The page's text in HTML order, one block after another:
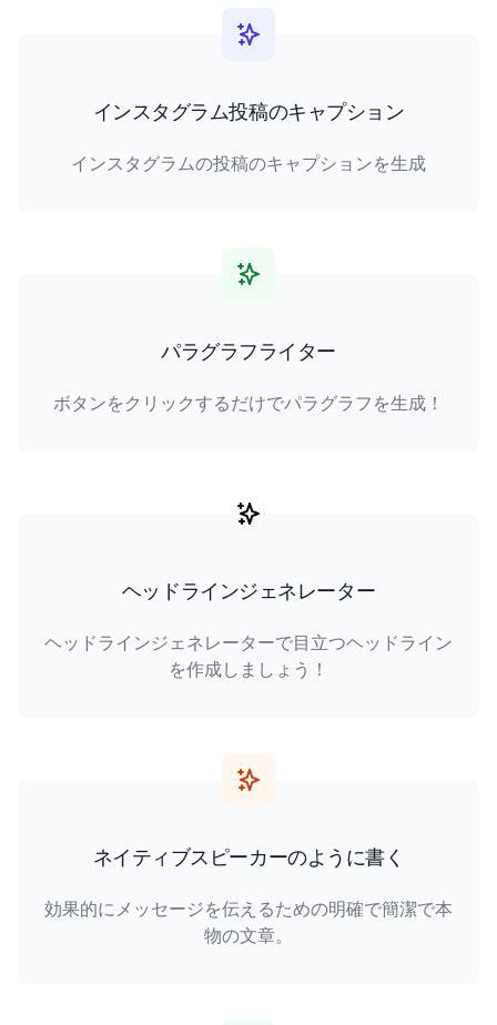
インスタグラム投稿のキャプション
インスタグラムの投稿のキャプションを生成
パラグラフライター
ボタンをクリックするだけでパラグラフを生成！
ヘッドラインジェネレーター
ヘッドラインジェネレーターで目立つヘッドライン
を作成しましょう！
ネイティブスピーカーのように書く
効果的にメッセージを伝えるための明確で簡潔で本
物の文章。